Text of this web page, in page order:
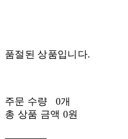
품절된 상품입니다.
주문 수량
0개
총 상품 금액 0원